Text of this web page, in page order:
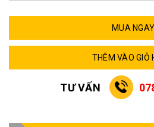
MUA NGAY
THÊM VÀO GIỎ
TƯ VẤN